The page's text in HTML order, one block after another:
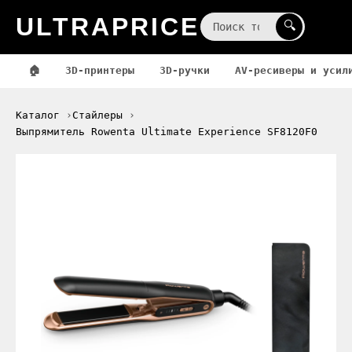
ULTRAPRICE 🔍
🏠 3D-принтеры 3D-ручки AV-ресиверы и
Каталог
Стайлеры
Выпрямитель Rowenta Ultimate Experience SF8120F0